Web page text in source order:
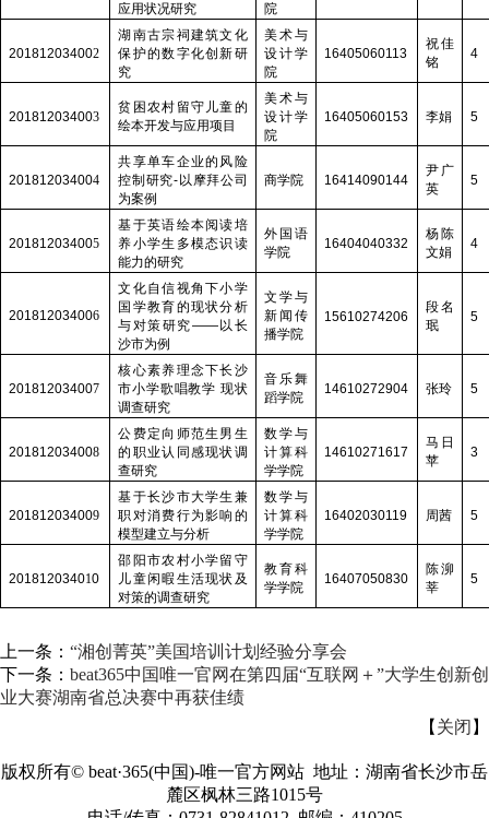
应用状况研究
院
201812034002
湖南古宗祠建筑文化
保护的数字化创新研
究
美术与
设计学
院
16405060113
祝佳
铭
4
201812034003
贫困农村留守儿童的
绘本开发与应用项目
美术与
设计学
院
16405060153 李娟 5
201812034004
共享单车企业的风险
控制研究- 以摩拜公司
为案例
商学院 16414090144
尹广
英
5
201812034005
基于英语绘本阅读培
养小学生多模态识读
能力的研究
外国语
学院
16404040332
杨陈
文娟
4
201812034006
文化自信视角下小学
国学教育的现状分析
与对策研究——以长
沙市为例
文学与
新闻传
播学院
15610274206
段名
珉
5
201812034007
核心素养理念下长沙
市小学歌唱教学 现状
调查研究
音乐舞
蹈学院
14610272904 张玲 5
201812034008
公费定向师范生男生
的职业认同感现状调
查研究
数学与
计算科
学学院
14610271617
马日
苹
3
201812034009
基于长沙市大学生兼
职对消费行为影响的
模型建立与分析
数学与
计算科
学学院
16402030119 周茜 5
201812034010
邵阳市农村小学留守
儿童闲暇生活现状及
对策的调查研究
教育科
学学院
16407050830
陈泖
莘
5
上一条： “湘创菁英”美国培训计划经验分享会
下一条： beat365中国唯一官网在第四届“互联网＋”大学生创新创
业大赛湖南省总决赛中再获佳绩
【 关闭 】
版权所有© beat·365(中国)-唯一官方网站 地址：湖南省长沙市岳
麓区枫林三路1015号